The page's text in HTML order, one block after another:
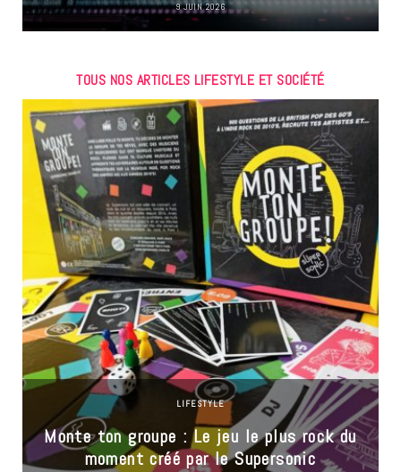
9 JUIN 2026
TOUS NOS ARTICLES LIFESTYLE ET SOCIÉTÉ
LIFESTYLE
Monte ton groupe : Le jeu le plus rock du
moment créé par le Supersonic